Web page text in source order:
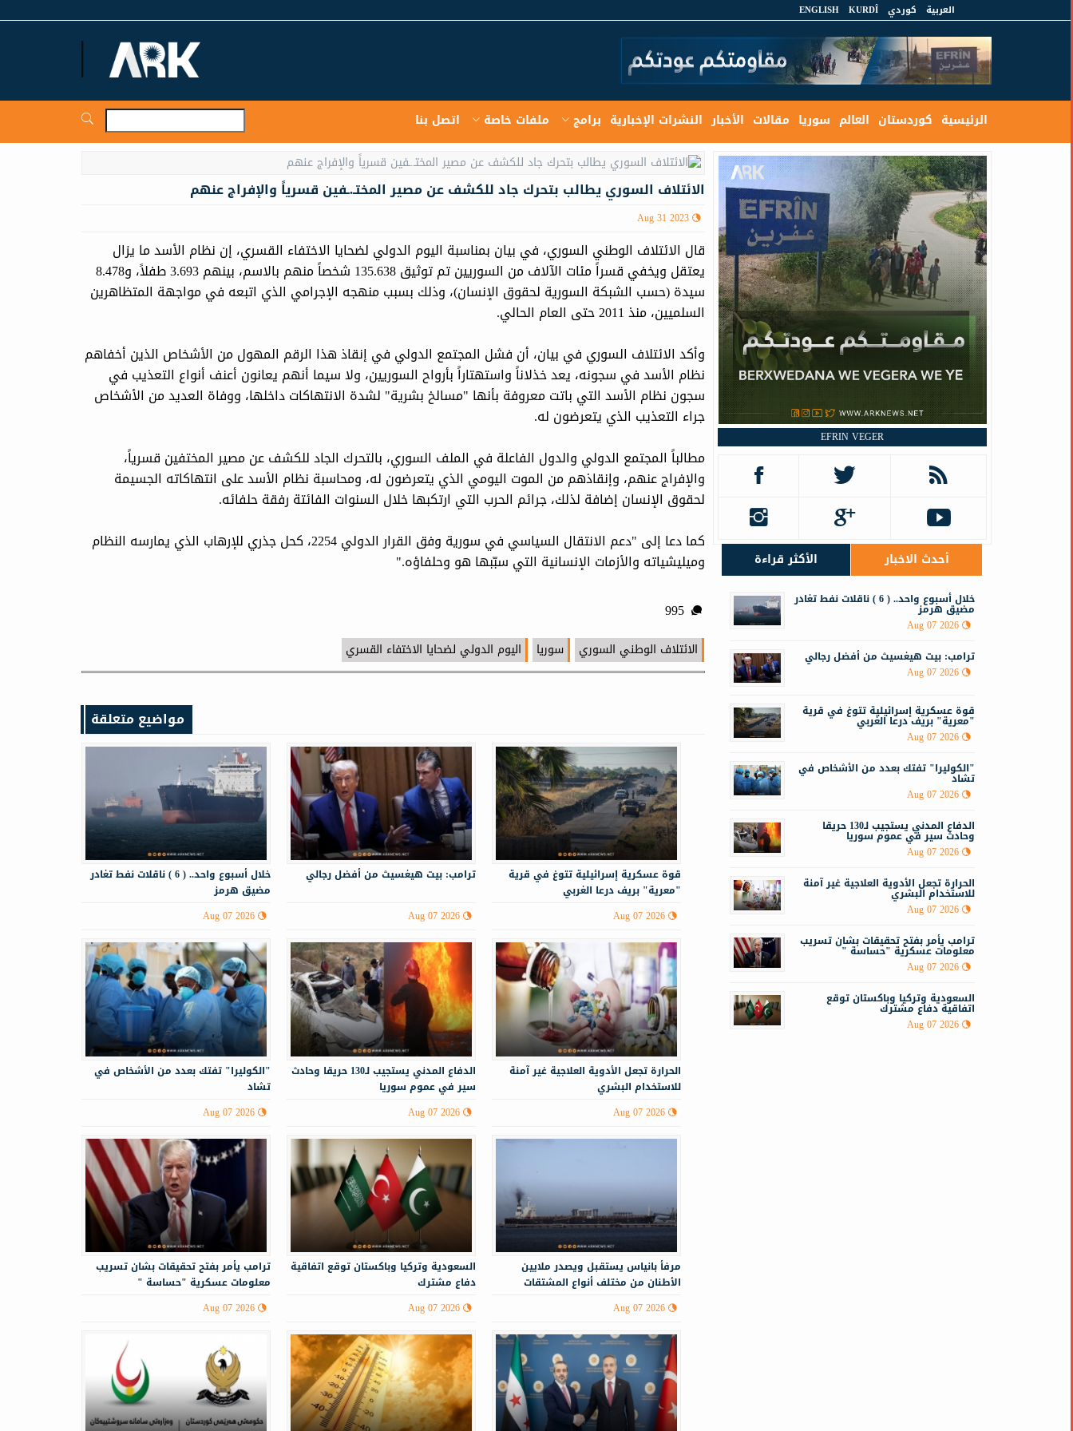
العربية كوردي KURDÎ
ENGLISH
الرئيسية كوردستان العالم سوريا مقالات الأخبار النشرات الإخبارية برامج ملفات خاصة اتصل بنا
الائتلاف السوري يطالب بتحرك جاد للكشف عن مصير المختـ.ـفين قسرياً والإفراج عنهم
Aug 31 2023
قال الائتلاف الوطني السوري، في بيان بمناسبة اليوم الدولي لضحايا الاختفاء القسري، إن نظام الأسد ما يزال
يعتقل ويخفي قسراً مئات الآلاف من السوريين تم توثيق 135.638 شخصاً منهم بالاسم، بينهم 3.693 طفلاً، و8.478
سيدة (حسب الشبكة السورية لحقوق الإنسان)، وذلك بسبب منهجه الإجرامي الذي اتبعه في مواجهة المتظاهرين
السلميين، منذ 2011 حتى العام الحالي.
وأكد الائتلاف السوري في بيان، أن فشل المجتمع الدولي في إنقاذ هذا الرقم المهول من الأشخاص الذين أخفاهم
نظام الأسد في سجونه، يعد خذلاناً واستهتاراً بأرواح السوريين، ولا سيما أنهم يعانون أعنف أنواع التعذيب في
سجون نظام الأسد التي باتت معروفة بأنها "مسالخ بشرية" لشدة الانتهاكات داخلها، ووفاة العديد من الأشخاص
جراء التعذيب الذي يتعرضون له.
مطالباً المجتمع الدولي والدول الفاعلة في الملف السوري، بالتحرك الجاد للكشف عن مصير المختفين قسرياً،
والإفراج عنهم، وإنقاذهم من الموت اليومي الذي يتعرضون له، ومحاسبة نظام الأسد على انتهاكاته الجسيمة
لحقوق الإنسان إضافة لذلك، جرائم الحرب التي ارتكبها خلال السنوات الفائتة رفقة حلفائه.
كما دعا إلى "دعم الانتقال السياسي في سورية وفق القرار الدولي 2254، كحل جذري للإرهاب الذي يمارسه النظام
وميليشياته والأزمات الإنسانية التي سبّبها هو وحلفاؤه."
995
الائتلاف الوطني السوري سوريا اليوم الدولي لضحايا الاختفاء القسري
مواضيع متعلقة
خلال أسبوع واحد.. ( 6 ) ناقلات نفط تغادر
مضيق هرمز
Aug 07 2026
ترامب: بيت هيغسيث من أفضل رجالي
Aug 07 2026
قوة عسكرية إسرائيلية تتوغ في قرية
"معرية" بريف درعا الغربي
Aug 07 2026
"الكوليرا" تفتك بعدد من الأشخاص في
تشاد
Aug 07 2026
الدفاع المدني يستجيب لـ130 حريقا وحادث
سير في عموم سوريا
Aug 07 2026
الحرارة تجعل الأدوية العلاجية غير آمنة
للاستخدام البشري
Aug 07 2026
ترامب يأمر بفتح تحقيقات بشان تسريب
معلومات عسكرية "حساسة "
Aug 07 2026
السعودية وتركيا وباكستان توقع اتفاقية
دفاع مشترك
Aug 07 2026
مرفأ بانياس يستقبل ويصدر ملايين
الأطنان من مختلف أنواع المشتقات
Aug 07 2026
EFRIN VEGER
أحدث الاخبار الأكثر قراءة
خلال أسبوع واحد.. ( 6 ) ناقلات نفط تغادر
مضيق هرمز
Aug 07 2026
ترامب: بيت هيغسيث من أفضل رجالي
Aug 07 2026
قوة عسكرية إسرائيلية تتوغ في قرية
"معرية" بريف درعا الغربي
Aug 07 2026
"الكوليرا" تفتك بعدد من الأشخاص في
تشاد
Aug 07 2026
الدفاع المدني يستجيب لـ130 حريقا
وحادث سير في عموم سوريا
Aug 07 2026
الحرارة تجعل الأدوية العلاجية غير آمنة
للاستخدام البشري
Aug 07 2026
ترامب يأمر بفتح تحقيقات بشان تسريب
معلومات عسكرية "حساسة "
Aug 07 2026
السعودية وتركيا وباكستان توقع
اتفاقية دفاع مشترك
Aug 07 2026